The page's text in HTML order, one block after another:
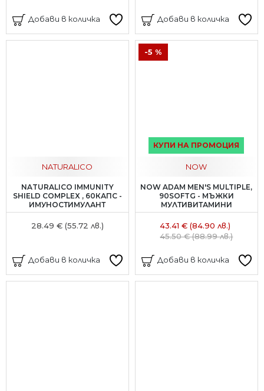
Добави в количка Добави в количка
NATURALICO
NATURALICO IMMUNITY
SHIELD COMPLEX , 60КАПС -
ИМУНОСТИМУЛАНТ
28.49 € (55.72 лв.)
Добави в количка
КУПИ НА ПРОМОЦИЯ
-5 %
NOW
NOW ADAM MEN'S MULTIPLE,
90SOFTG - МЪЖКИ
МУЛТИВИТАМИНИ
43.41 € (84.90 лв.)
45.50 € (88.99 лв.)
Добави в количка